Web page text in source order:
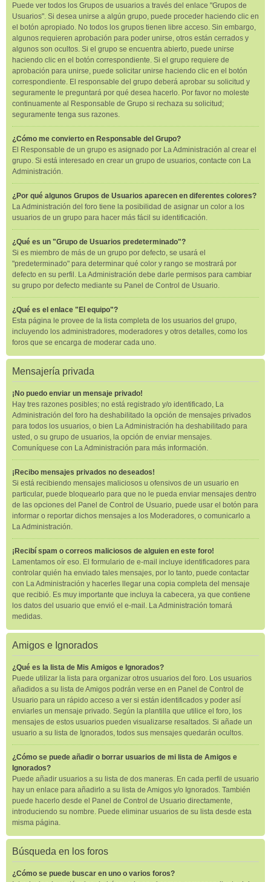
Puede ver todos los Grupos de usuarios a través del enlace "Grupos de
Usuarios". Si desea unirse a algún grupo, puede proceder haciendo clic en
el botón apropiado. No todos los grupos tienen libre acceso. Sin embargo,
algunos requieren aprobación para poder unirse, otros están cerrados y
algunos son ocultos. Si el grupo se encuentra abierto, puede unirse
haciendo clic en el botón correspondiente. Si el grupo requiere de
aprobación para unirse, puede solicitar unirse haciendo clic en el botón
correspondiente. El responsable del grupo deberá aprobar su solicitud y
seguramente le preguntará por qué desea hacerlo. Por favor no moleste
continuamente al Responsable de Grupo si rechaza su solicitud;
seguramente tenga sus razones.
¿Cómo me convierto en Responsable del Grupo?
El Responsable de un grupo es asignado por La Administración al crear el
grupo. Si está interesado en crear un grupo de usuarios, contacte con La
Administración.
¿Por qué algunos Grupos de Usuarios aparecen en diferentes colores?
La Administración del foro tiene la posibilidad de asignar un color a los
usuarios de un grupo para hacer más fácil su identificación.
¿Qué es un "Grupo de Usuarios predeterminado"?
Si es miembro de más de un grupo por defecto, se usará el
"predeterminado" para determinar qué color y rango se mostrará por
defecto en su perfil. La Administración debe darle permisos para cambiar
su grupo por defecto mediante su Panel de Control de Usuario.
¿Qué es el enlace "El equipo"?
Esta página le provee de la lista completa de los usuarios del grupo,
incluyendo los administradores, moderadores y otros detalles, como los
foros que se encarga de moderar cada uno.
Mensajería privada
¡No puedo enviar un mensaje privado!
Hay tres razones posibles; no está registrado y/o identificado, La
Administración del foro ha deshabilitado la opción de mensajes privados
para todos los usuarios, o bien La Administración ha deshabilitado para
usted, o su grupo de usuarios, la opción de enviar mensajes.
Comuníquese con La Administración para más información.
¡Recibo mensajes privados no deseados!
Si está recibiendo mensajes maliciosos u ofensivos de un usuario en
particular, puede bloquearlo para que no le pueda enviar mensajes dentro
de las opciones del Panel de Control de Usuario, puede usar el botón para
informar o reportar dichos mensajes a los Moderadores, o comunicarlo a
La Administración.
¡Recibí spam o correos maliciosos de alguien en este foro!
Lamentamos oír eso. El formulario de e-mail incluye identificadores para
controlar quién ha enviado tales mensajes, por lo tanto, puede contactar
con La Administración y hacerles llegar una copia completa del mensaje
que recibió. Es muy importante que incluya la cabecera, ya que contiene
los datos del usuario que envió el e-mail. La Administración tomará
medidas.
Amigos e Ignorados
¿Qué es la lista de Mis Amigos e Ignorados?
Puede utilizar la lista para organizar otros usuarios del foro. Los usuarios
añadidos a su lista de Amigos podrán verse en en Panel de Control de
Usuario para un rápido acceso a ver si están identificados y poder así
enviarles un mensaje privado. Según la plantilla que utilice el foro, los
mensajes de estos usuarios pueden visualizarse resaltados. Si añade un
usuario a su lista de Ignorados, todos sus mensajes quedarán ocultos.
¿Cómo se puede añadir o borrar usuarios de mi lista de Amigos e
Ignorados?
Puede añadir usuarios a su lista de dos maneras. En cada perfil de usuario
hay un enlace para añadirlo a su lista de Amigos y/o Ignorados. También
puede hacerlo desde el Panel de Control de Usuario directamente,
introduciendo su nombre. Puede eliminar usuarios de su lista desde esta
misma página.
Búsqueda en los foros
¿Cómo se puede buscar en uno o varios foros?